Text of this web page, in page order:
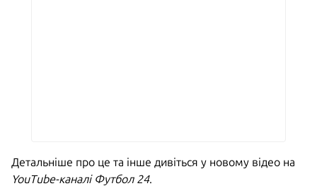
Детальніше про це та інше дивіться у новому відео на
YouTube-каналі Футбол 24.